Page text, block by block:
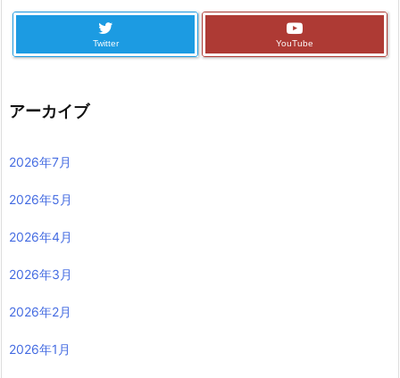
Twitter YouTube
アーカイブ
2026年7月
2026年5月
2026年4月
2026年3月
2026年2月
2026年1月